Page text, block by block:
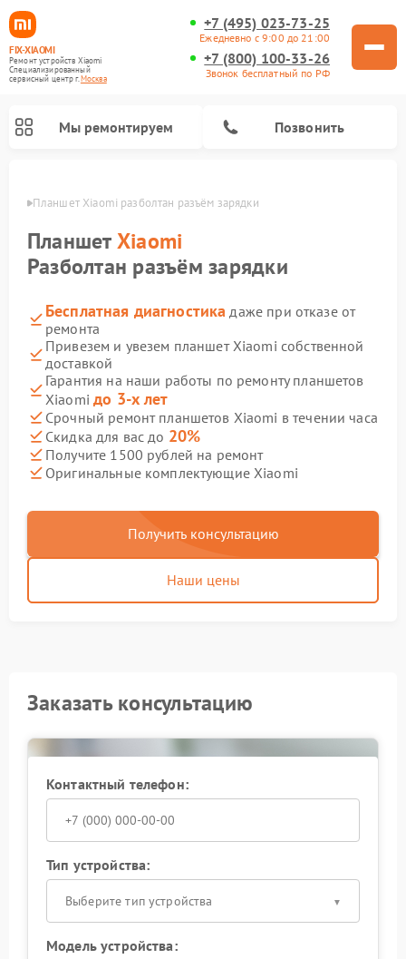
FIX-XIAOMI
Ремонт устройств Xiaomi
Специализированный
cервисный центр г.Москва
+7 (495) 023-73-25
Ежедневно с 9:00 до 21:00
+7 (800) 100-33-26
Звонок бесплатный по РФ
Мы ремонтируем Позвонить
Планшет Xiaomi разболтан разъём зарядки
ПланшетXiaomi
Разболтан разъём зарядки
Бесплатная диагностика даже при отказе от
ремонта
Привезем и увезем планшет Xiaomi собственной
доставкой
Гарантия на наши работы по ремонту планшетов
Xiaomiдо 3-х лет
Срочный ремонт планшетов Xiaomi в течении часа
Скидка для вас до 20%
Получите 1500 рублей на ремонт
Оригинальные комплектующие Xiaomi
Получить консультацию
Наши цены
Заказать консультацию
Контактный телефон:
Тип устройства:
Выберите тип устройства
Модель устройства: